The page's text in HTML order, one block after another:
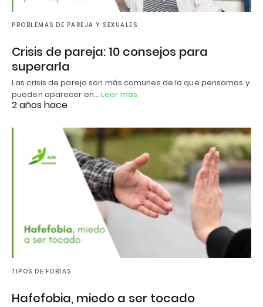
PROBLEMAS DE PAREJA Y SEXUALES
Crisis de pareja: 10 consejos para
superarla
Las crisis de pareja son más comunes de lo que pensamos y
pueden aparecer en… Leer más
2 años hace
TIPOS DE FOBIAS
Hafefobia, miedo a ser tocado